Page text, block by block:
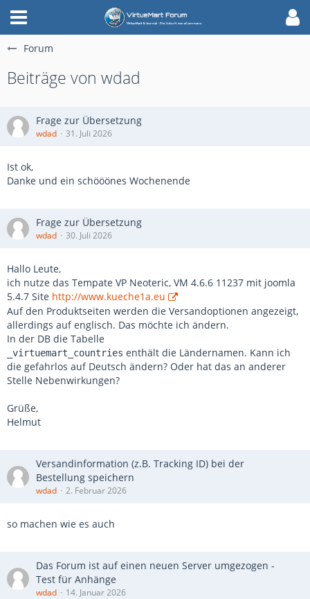
Forum
Beiträge von wdad
Frage zur Übersetzung
wdad 31. Juli 2026
Ist ok,
Danke und ein schööönes Wochenende
Frage zur Übersetzung
wdad 30. Juli 2026
Hallo Leute,
ich nutze das Tempate VP Neoteric, VM 4.6.6 11237 mit joomla
5.4.7 Site http://www.kueche1a.eu
Auf den Produktseiten werden die Versandoptionen angezeigt,
allerdings auf englisch. Das möchte ich ändern.
In der DB die Tabelle
_virtuemart_countries enthält die Ländernamen. Kann ich
die gefahrlos auf Deutsch ändern? Oder hat das an anderer
Stelle Nebenwirkungen?
Grüße,
Helmut
Versandinformation (z.B. Tracking ID) bei der
Bestellung speichern
wdad 2. Februar 2026
so machen wie es auch
Das Forum ist auf einen neuen Server umgezogen -
Test für Anhänge
wdad 14. Januar 2026